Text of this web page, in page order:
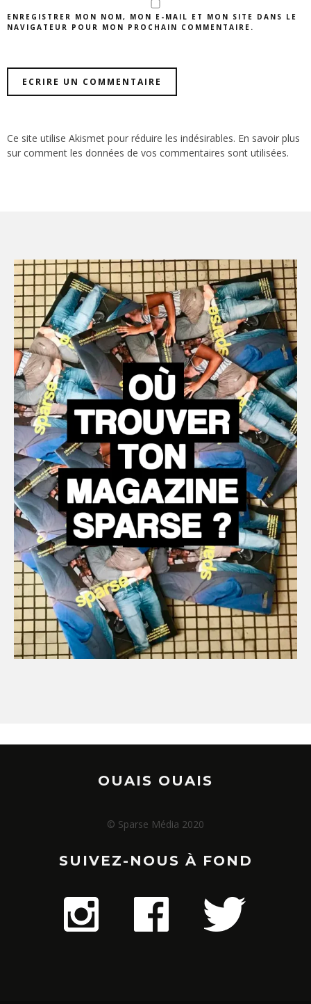
ENREGISTRER MON NOM, MON E-MAIL ET MON SITE DANS LE
NAVIGATEUR POUR MON PROCHAIN COMMENTAIRE.
Ce site utilise Akismet pour réduire les indésirables. En savoir plus
sur comment les données de vos commentaires sont utilisées.
OUAIS OUAIS
© Sparse Média 2020
SUIVEZ-NOUS À FOND